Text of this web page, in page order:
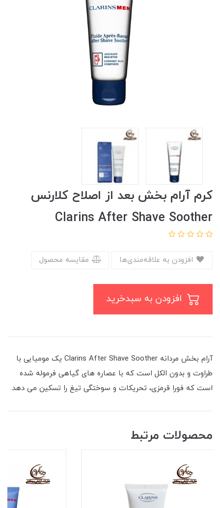
کرم آرام بخش بعد از اصلاح کلارنس
Clarins After Shave Soother
مقایسه محصول
آرام بخش مردانه Clarins After Shave Soother یک مومیایی با
طراوت و بدون الکل است که با عصاره های گیاهی فرموله شده
است که فورا قرمزی، تحریکات و سوختگی تیغ را تسکین می دهد.
محصولات مرتبط